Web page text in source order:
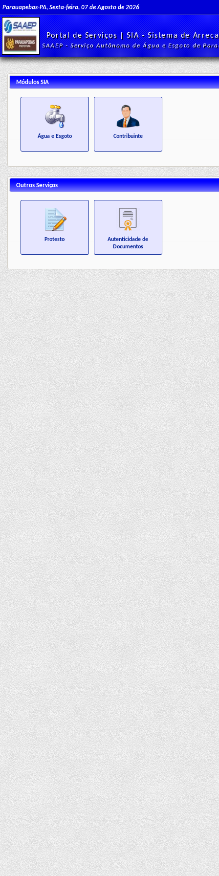
Parauapebas-PA, Sexta-feira, 07 de Agosto de 2026
Portal de Serviços | SIA - Sistema de
SAAEP - Serviço Autônomo de Água e Esgoto de
Módulos SIA
Água e Esgoto Contribuinte
Outros Serviços
Protesto
Autenticidade de
Documentos